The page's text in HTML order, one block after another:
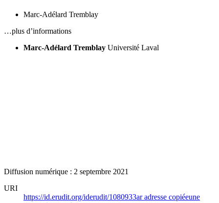
Marc-Adélard Tremblay
…plus d’informations
Marc-Adélard Tremblay Université Laval
Diffusion numérique : 2 septembre 2021
URI
https://id.erudit.org/iderudit/1080933aradresse copiéeune